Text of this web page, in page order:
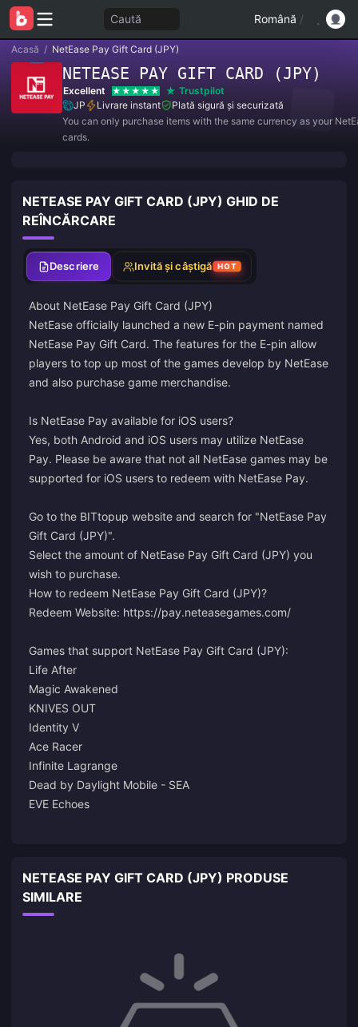
Caută Română /
Acasă / NetEase Pay Gift Card (JPY)
NETEASE PAY GIFT CARD (JPY)
Excellent
Trustpilot
JP
Livrare instant
Plată sigură și securizată
You can only purchase items with the same currency as your
cards.
NETEASE PAY GIFT CARD (JPY) GHID DE
REÎNCĂRCARE
Descriere Invită și câștigă HOT
About NetEase Pay Gift Card (JPY)
NetEase officially launched a new E-pin payment named
NetEase Pay Gift Card. The features for the E-pin allow
players to top up most of the games develop by NetEase
and also purchase game merchandise.
Is NetEase Pay available for iOS users?
Yes, both Android and iOS users may utilize NetEase
Pay. Please be aware that not all NetEase games may be
supported for iOS users to redeem with NetEase Pay.
Go to the BITtopup website and search for "NetEase Pay
Gift Card (JPY)".
Select the amount of NetEase Pay Gift Card (JPY) you
wish to purchase.
How to redeem NetEase Pay Gift Card (JPY)?
Redeem Website: https://pay.neteasegames.com/
Games that support NetEase Pay Gift Card (JPY):
Life After
Magic Awakened
KNIVES OUT
Identity V
Ace Racer
Infinite Lagrange
Dead by Daylight Mobile - SEA
EVE Echoes
NETEASE PAY GIFT CARD (JPY) PRODUSE
SIMILARE